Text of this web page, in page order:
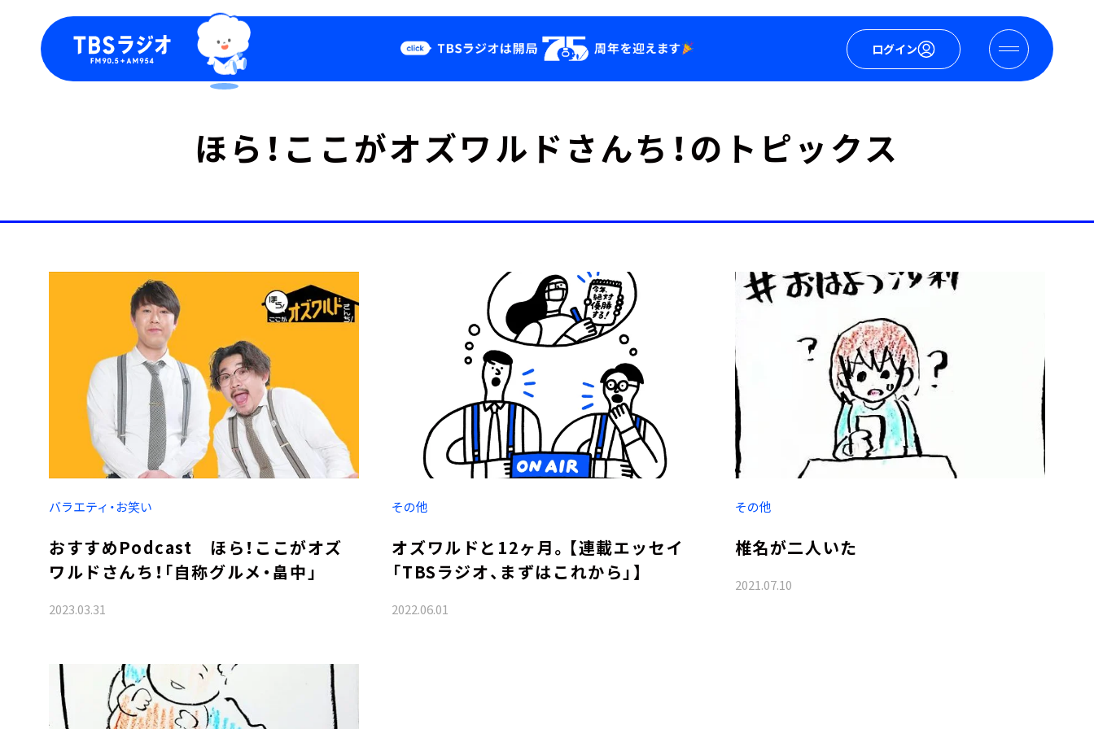
ログイン
週間番組表
TBS
Podcast
YouTube
ほら！ここがオズワルドさんち！のトピックス
バラエティ・お笑い
おすすめPodcast ほら！ここがオズ
ワルドさんち！「自称グルメ・畠中」
2023.03.31
その他
オズワルドと12ヶ月。【連載エッセイ
「TBSラジオ、まずはこれから」】
2022.06.01
その他
椎名が二人いた
2021.07.10